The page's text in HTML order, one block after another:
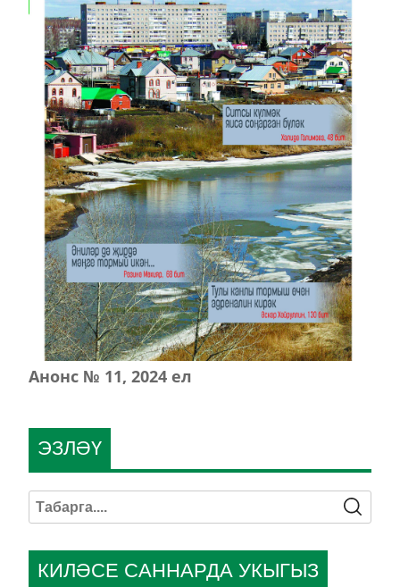
Анонс № 11, 2024 ел
КИЛӘСЕ САННАРДА УКЫГЫЗ
ЭЗЛӘҮ